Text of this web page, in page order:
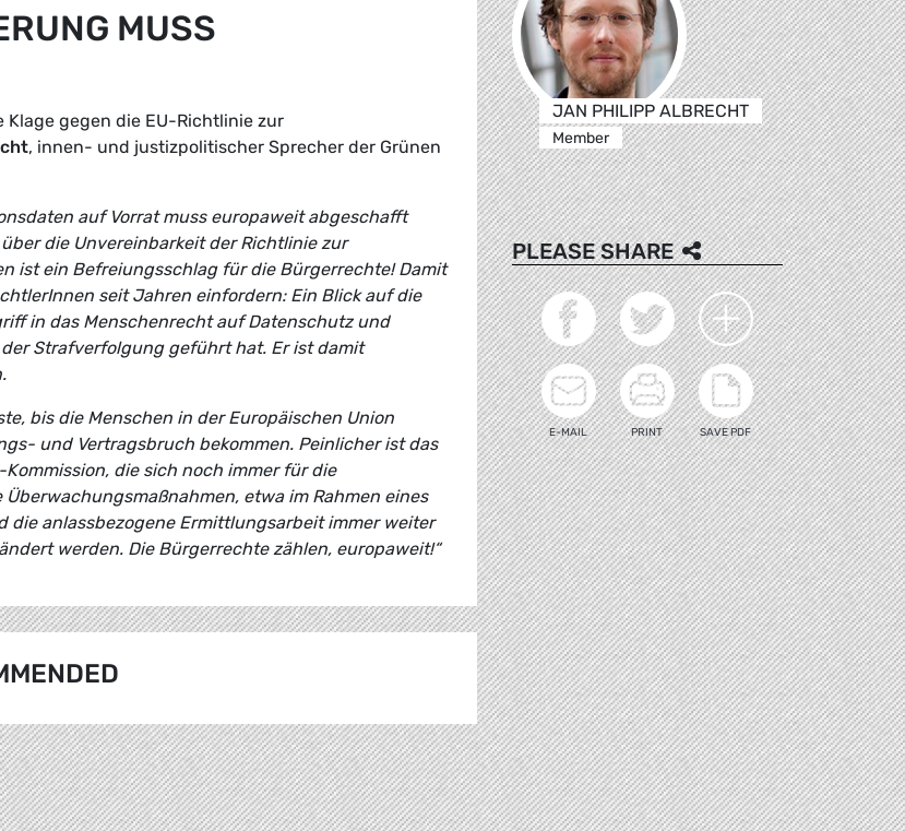
MUSS
gegen die EU-Richtlinie zur
, innen- und justizpolitischer Sprecher der Grünen
auf Vorrat muss europaweit abgeschafft
die Unvereinbarkeit der Richtlinie zur
ist ein Befreiungsschlag für die Bürgerrechte! Damit
seit Jahren einfordern: Ein Blick auf die
in das Menschenrecht auf Datenschutz und
Strafverfolgung geführt hat. Er ist damit
bis die Menschen in der Europäischen Union
und Vertragsbruch bekommen. Peinlicher ist das
die sich noch immer für die
etwa im Rahmen eines
anlassbezogene Ermittlungsarbeit immer weiter
werden. Die Bürgerrechte zählen, europaweit!“
JAN PHILIPP ALBRECHT
Member
PLEASE SHARE
E-MAIL PRINT SAVE PDF